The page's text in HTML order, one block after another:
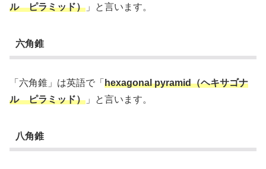
ル ピラミッド） 」と言います。
六角錐
「六角錐」は英語で「 hexagonal pyramid（ヘキサゴナ
ル ピラミッド） 」と言います。
八角錐